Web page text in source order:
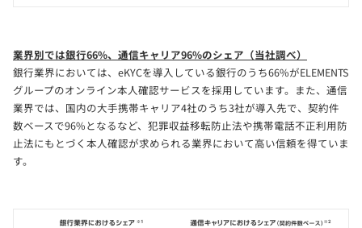
業界別では銀行66%、通信キャリア96%のシェア（当社調べ）
銀行業界においては、eKYCを導入している銀行のうち66%がELEMENTS
グループのオンライン本人確認サービスを採用しています。また、通信
業界では、国内の大手携帯キャリア4社のうち3社が導入先で、契約件
数ベースで96%となるなど、犯罪収益移転防止法や携帯電話不正利用防
止法にもとづく本人確認が求められる業界において高い信頼を得ていま
す。